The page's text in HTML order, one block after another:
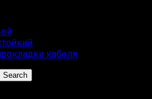
кабеля
Search